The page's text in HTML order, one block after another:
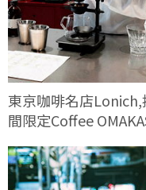
東京咖啡名店
間限定Coffee